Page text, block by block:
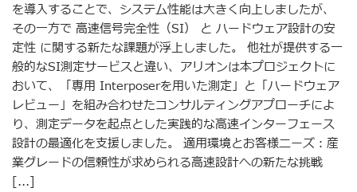
を導入することで、システム性能は大きく向上しましたが、
その一方で 高速信号完全性（SI） と ハードウェア設計の安
定性 に関する新たな課題が浮上しました。 他社が提供する一
般的なSI測定サービスと違い、アリオンは本プロジェクトに
おいて、「専用 Interposerを用いた測定」と「ハードウェア
レビュー」を組み合わせたコンサルティングアプローチによ
り、測定データを起点とした実践的な高速インターフェース
設計の最適化を支援しました。 適用環境とお客様ニーズ：産
業グレードの信頼性が求められる高速設計への新たな挑戦
[...]